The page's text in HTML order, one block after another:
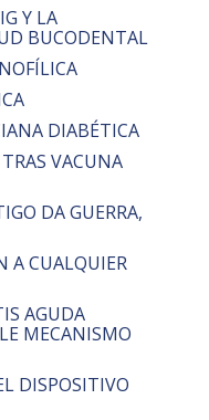
Y LA
BUCODENTAL
DIABÉTICA
VACUNA
DA GUERRA,
A CUALQUIER
AGUDA
MECANISMO
DISPOSITIVO